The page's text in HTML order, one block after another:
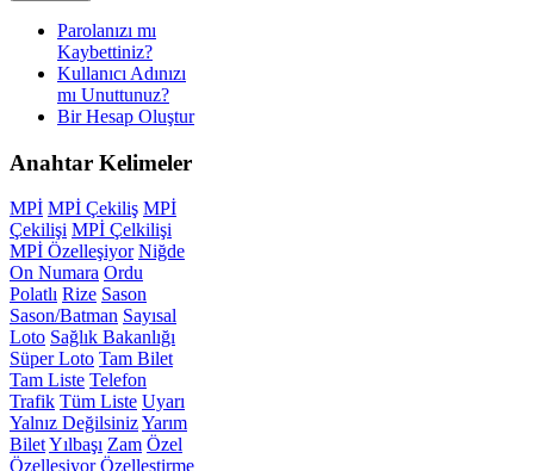
Parolanızı mı
Kaybettiniz?
Kullanıcı Adınızı
mı Unuttunuz?
Bir Hesap Oluştur
Anahtar Kelimeler
MPİ MPİ Çekiliş MPİ
Çekilişi MPİ Çelkilişi
MPİ Özelleşiyor Niğde
On Numara Ordu
Polatlı Rize Sason
Sason/Batman Sayısal
Loto Sağlık Bakanlığı
Süper Loto Tam Bilet
Tam Liste Telefon
Trafik Tüm Liste Uyarı
Yalnız DeğilsinizYarım
BiletYılbaşı Zam Özel
Özelleşiyor Özelleştirme